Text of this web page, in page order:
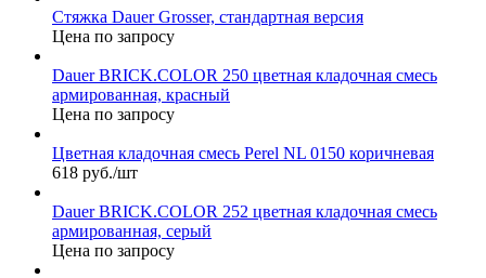
Стяжка Dauer Grosser, стандартная версия
Цена по запросу
Dauer BRICK.COLOR 250 цветная кладочная смесь
армированная, красный
Цена по запросу
Цветная кладочная смесь Perel NL 0150 коричневая
618 руб./шт
Dauer BRICK.COLOR 252 цветная кладочная смесь
армированная, серый
Цена по запросу